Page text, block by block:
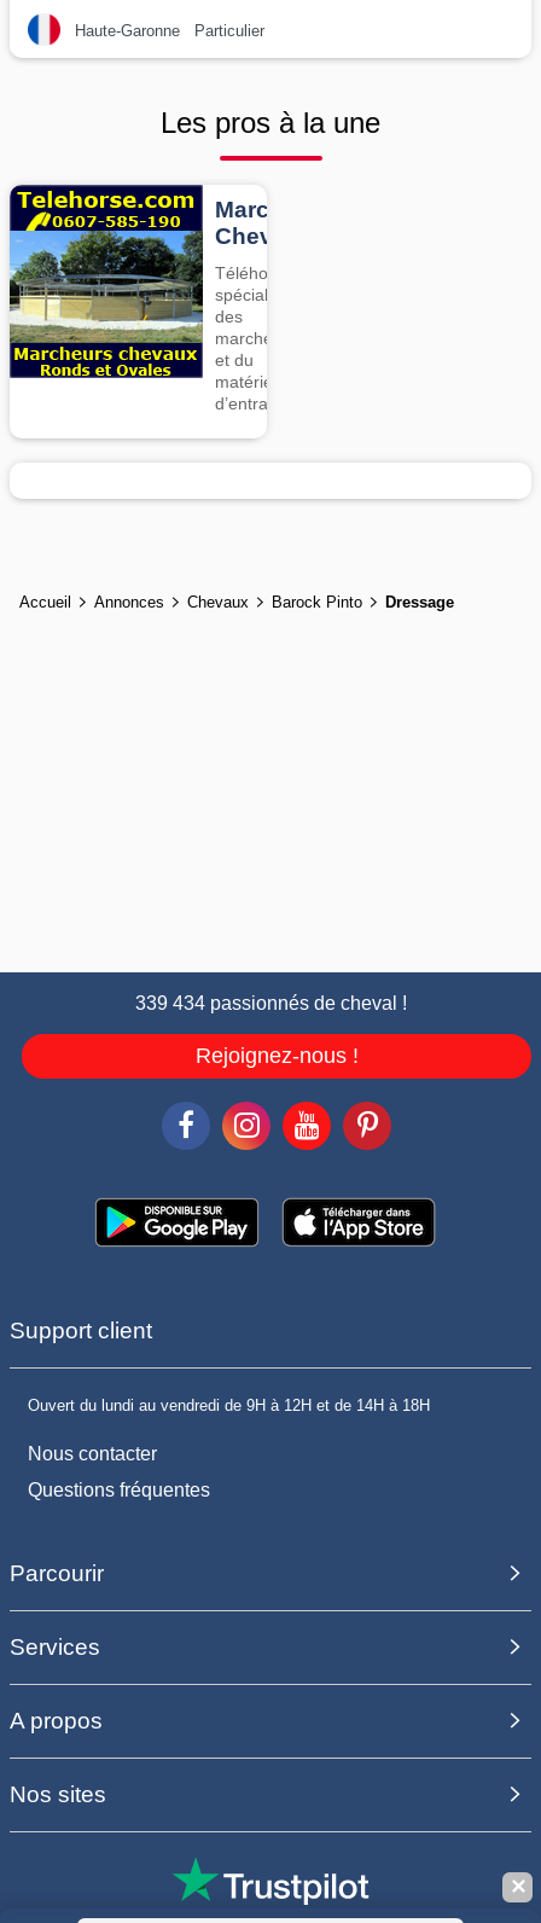
Haute-Garonne Particulier
Les pros à la une
Marcheurs
Chevaux
Téléhorse,
spécialiste
des
marcheurs
et du
matériel
d’entrainement
Accueil Annonces Chevaux Barock Pinto Dressage
339 434 passionnés de cheval !
Rejoignez-nous !
Support client
Ouvert du lundi au vendredi de 9H à 12H et de 14H à 18H
Nous contacter
Questions fréquentes
Parcourir
Services
A propos
Nos sites
✕